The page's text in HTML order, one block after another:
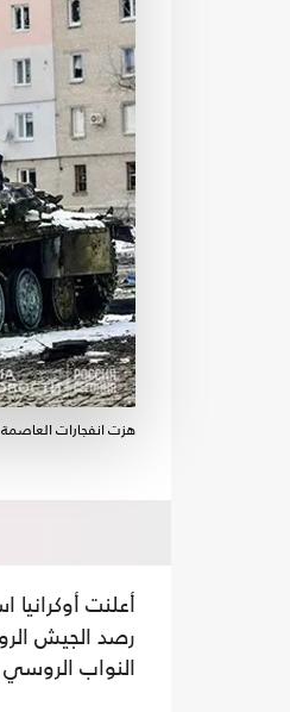
هزت انفجارات
أعلنت
رصد الجيش
النواب